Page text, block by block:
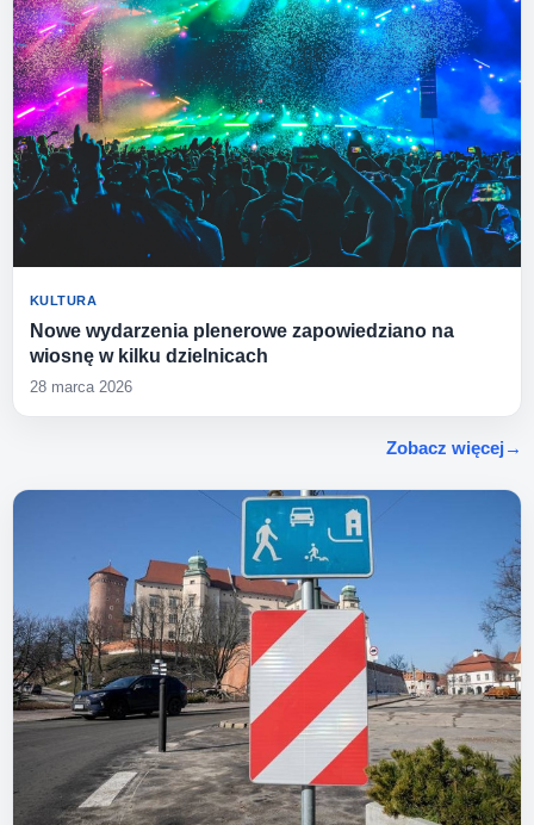
KULTURA
Nowe wydarzenia plenerowe zapowiedziano na
wiosnę w kilku dzielnicach
28 marca 2026
Zobacz więcej